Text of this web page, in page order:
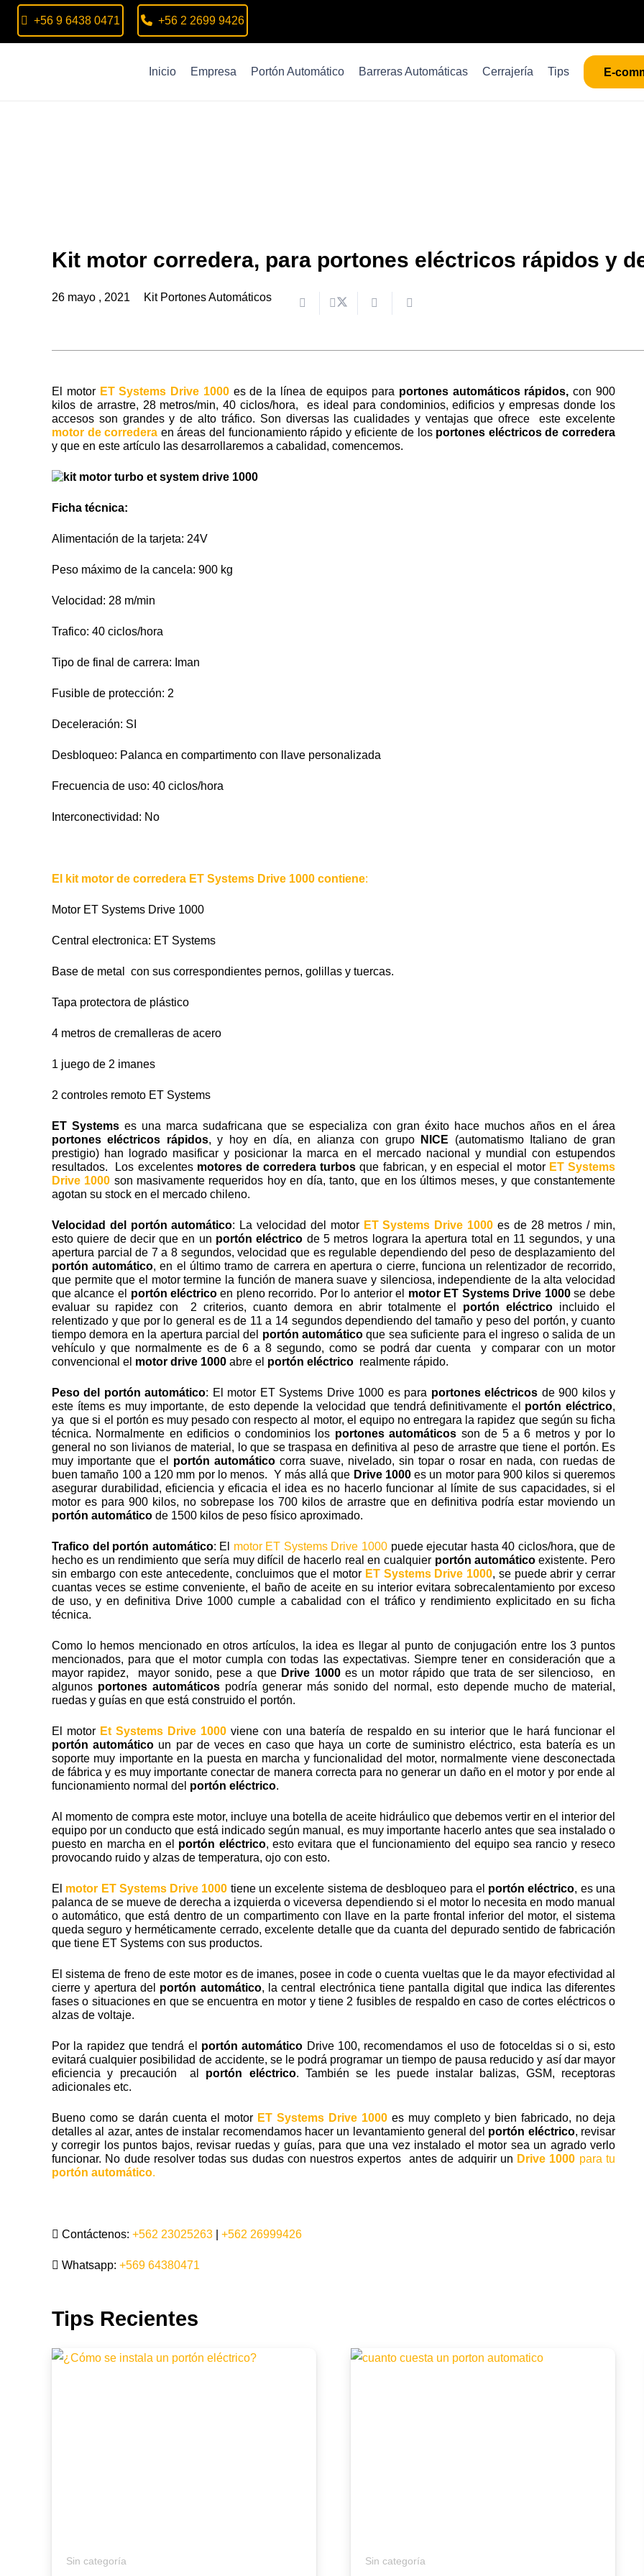
+56 9 6438 0471 +56 2 2699 9426
Inicio Empresa Portón Automático Barreras Automáticas Cerrajería Tips E-
Kit motor corredera, para portones eléctricos rápidos y
26 mayo , 2021 Kit Portones Automáticos
El motorET Systems Drive 1000es de la línea de equipos para portones automáticos rápidos, con 900
kilos de arrastre, 28 metros/min, 40 ciclos/hora, es ideal para condominios, edificios y empresas donde los
accesos son grandes y de alto tráfico. Son diversas las cualidades y ventajas que ofrece este excelente
motor de corredera en áreas del funcionamiento rápido y eficiente de los portones eléctricos de corredera
y que en este artículo las desarrollaremos a cabalidad, comencemos.
Ficha técnica:
Alimentación de la tarjeta: 24V
Peso máximo de la cancela: 900 kg
Velocidad: 28 m/min
Trafico: 40 ciclos/hora
Tipo de final de carrera: Iman
Fusible de protección: 2
Deceleración: SI
Desbloqueo: Palanca en compartimento con llave personalizada
Frecuencia de uso: 40 ciclos/hora
Interconectividad: No
El kit motor de corredera ET Systems Drive 1000 contiene:
Motor ET Systems Drive 1000
Central electronica: ET Systems
Base de metal con sus correspondientes pernos, golillas y tuercas.
Tapa protectora de plástico
4 metros de cremalleras de acero
1 juego de 2 imanes
2 controles remoto ET Systems
ET Systems es una marca sudafricana que se especializa con gran éxito hace muchos años en el área
portones eléctricos rápidos, y hoy en día, en alianza con grupo NICE (automatismo Italiano de gran
prestigio) han logrado masificar y posicionar la marca en el mercado nacional y mundial con estupendos
resultados. Los excelentes motores de corredera turbos que fabrican, y en especial el motor ET Systems
Drive 1000 son masivamente requeridos hoy en día, tanto, que en los últimos meses, y que constantemente
agotan su stock en el mercado chileno.
Velocidad del portón automático: La velocidad del motor ET Systems Drive 1000 es de 28 metros / min,
esto quiere de decir que en un portón eléctrico de 5 metros lograra la apertura total en 11 segundos, y una
apertura parcial de 7 a 8 segundos, velocidad que es regulable dependiendo del peso de desplazamiento del
portón automático, en el último tramo de carrera en apertura o cierre, funciona un relentizador de recorrido,
que permite que el motor termine la función de manera suave y silenciosa, independiente de la alta velocidad
que alcance el portón eléctrico en pleno recorrido. Por lo anterior el motor ET Systems Drive 1000 se debe
evaluar su rapidez con 2 criterios, cuanto demora en abrir totalmente el portón eléctrico incluido el
relentizado y que por lo general es de 11 a 14 segundos dependiendo del tamaño y peso del portón, y cuanto
tiempo demora en la apertura parcial del portón automático que sea suficiente para el ingreso o salida de un
vehículo y que normalmente es de 6 a 8 segundo, como se podrá dar cuenta y comparar con un motor
convencional el motor drive 1000 abre el portón eléctrico realmente rápido.
Peso del portón automático: El motor ET Systems Drive 1000 es para portones eléctricos de 900 kilos y
este ítems es muy importante, de esto depende la velocidad que tendrá definitivamente el portón eléctrico,
ya que si el portón es muy pesado con respecto al motor, el equipo no entregara la rapidez que según su ficha
técnica. Normalmente en edificios o condominios los portones automáticos son de 5 a 6 metros y por lo
general no son livianos de material, lo que se traspasa en definitiva al peso de arrastre que tiene el portón. Es
muy importante que el portón automático corra suave, nivelado, sin topar o rosar en nada, con ruedas de
buen tamaño 100 a 120 mm por lo menos. Y más allá que Drive 1000es un motor para 900 kilos si queremos
asegurar durabilidad, eficiencia y eficacia el idea es no hacerlo funcionar al límite de sus capacidades, si el
motor es para 900 kilos, no sobrepase los 700 kilos de arrastre que en definitiva podría estar moviendo un
portón automático de 1500 kilos de peso físico aproximado.
Trafico del portón automático: El motor ET Systems Drive 1000 puede ejecutar hasta 40 ciclos/hora, que de
hecho es un rendimiento que sería muy difícil de hacerlo real en cualquier portón automático existente. Pero
sin embargo con este antecedente, concluimos que el motor ET Systems Drive 1000, se puede abrir y cerrar
cuantas veces se estime conveniente, el baño de aceite en su interior evitara sobrecalentamiento por exceso
de uso, y en definitiva Drive 1000 cumple a cabalidad con el tráfico y rendimiento explicitado en su ficha
técnica.
Como lo hemos mencionado en otros artículos, la idea es llegar al punto de conjugación entre los 3 puntos
mencionados, para que el motor cumpla con todas las expectativas. Siempre tener en consideración que a
mayor rapidez, mayor sonido, pese a que Drive 1000es un motor rápido que trata de ser silencioso, en
algunos portones automáticos podría generar más sonido del normal, esto depende mucho de material,
ruedas y guías en que está construido el portón.
El motor Et Systems Drive 1000 viene con una batería de respaldo en su interior que le hará funcionar el
portón automático un par de veces en caso que haya un corte de suministro eléctrico, esta batería es un
soporte muy importante en la puesta en marcha y funcionalidad del motor, normalmente viene desconectada
de fábrica y es muy importante conectar de manera correcta para no generar un daño en el motor y por ende al
funcionamiento normal del portón eléctrico.
Al momento de compra este motor, incluye una botella de aceite hidráulico que debemos vertir en el interior del
equipo por un conducto que está indicado según manual, es muy importante hacerlo antes que sea instalado o
puesto en marcha en el portón eléctrico, esto evitara que el funcionamiento del equipo sea rancio y reseco
provocando ruido y alzas de temperatura, ojo con esto.
El motor ET Systems Drive 1000 tiene un excelente sistema de desbloqueo para el portón eléctrico, es una
palanca de se mueve de derecha a izquierda o viceversa dependiendo si el motor lo necesita en modo manual
o automático, que está dentro de un compartimento con llave en la parte frontal inferior del motor, el sistema
queda seguro y herméticamente cerrado, excelente detalle que da cuanta del depurado sentido de fabricación
que tiene ET Systems con sus productos.
El sistema de freno de este motor es de imanes, posee in code o cuenta vueltas que le da mayor efectividad al
cierre y apertura del portón automático, la central electrónica tiene pantalla digital que indica las diferentes
fases o situaciones en que se encuentra en motor y tiene 2 fusibles de respaldo en caso de cortes eléctricos o
alzas de voltaje.
Por la rapidez que tendrá el portón automático Drive 100, recomendamos el uso de fotoceldas si o si, esto
evitará cualquier posibilidad de accidente, se le podrá programar un tiempo de pausa reducido y así dar mayor
eficiencia y precaución al portón eléctrico. También se les puede instalar balizas, GSM, receptoras
adicionales etc.
Bueno como se darán cuenta el motor ET Systems Drive 1000es muy completo y bien fabricado, no deja
detalles al azar, antes de instalar recomendamos hacer un levantamiento general del portón eléctrico, revisar
y corregir los puntos bajos, revisar ruedas y guías, para que una vez instalado el motor sea un agrado verlo
funcionar. No dude resolver todas sus dudas con nuestros expertos antes de adquirir un Drive 1000 para tu
portón automático.
Contáctenos: +562 23025263 +562 26999426
Whatsapp: +569 64380471
Tips Recientes
Sin categoría Sin categoría